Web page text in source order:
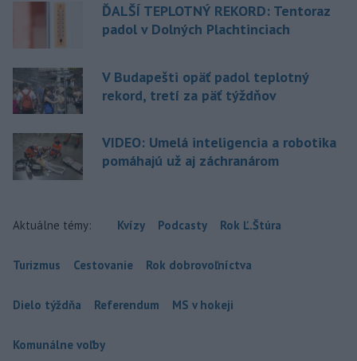
ĎALŠÍ TEPLOTNÝ REKORD: Tentoraz
padol v Dolných Plachtinciach
V Budapešti opäť padol teplotný
rekord, tretí za päť týždňov
VIDEO: Umelá inteligencia a robotika
pomáhajú už aj záchranárom
Aktuálne témy: Kvízy Podcasty Rok Ľ.Štúra
Turizmus Cestovanie Rok dobrovoľníctva
Dielo týždňa Referendum MS v hokeji
Komunálne voľby